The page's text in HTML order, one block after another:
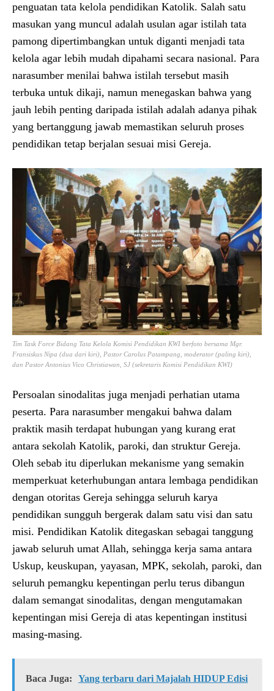
penguatan tata kelola pendidikan Katolik. Salah satu
masukan yang muncul adalah usulan agar istilah tata
pamong dipertimbangkan untuk diganti menjadi tata
kelola agar lebih mudah dipahami secara nasional. Para
narasumber menilai bahwa istilah tersebut masih
terbuka untuk dikaji, namun menegaskan bahwa yang
jauh lebih penting daripada istilah adalah adanya pihak
yang bertanggung jawab memastikan seluruh proses
pendidikan tetap berjalan sesuai misi Gereja.
Tim Task Force Bidang Tata Kelola Komisi Pendidikan KWI berfoto bersama Mgr.
Fransiskus Nipa (dua dari kiri), Pastor Carolus Patampang, moderator (paling kiri),
dan Pastor Antonius Vico Christiawan, SJ (sekretaris Komisi Pendidikan KWI)
Persoalan sinodalitas juga menjadi perhatian utama
peserta. Para narasumber mengakui bahwa dalam
praktik masih terdapat hubungan yang kurang erat
antara sekolah Katolik, paroki, dan struktur Gereja.
Oleh sebab itu diperlukan mekanisme yang semakin
memperkuat keterhubungan antara lembaga pendidikan
dengan otoritas Gereja sehingga seluruh karya
pendidikan sungguh bergerak dalam satu visi dan satu
misi. Pendidikan Katolik ditegaskan sebagai tanggung
jawab seluruh umat Allah, sehingga kerja sama antara
Uskup, keuskupan, yayasan, MPK, sekolah, paroki, dan
seluruh pemangku kepentingan perlu terus dibangun
dalam semangat sinodalitas, dengan mengutamakan
kepentingan misi Gereja di atas kepentingan institusi
masing-masing.
Baca Juga:
Yang terbaru dari Majalah HIDUP Edisi